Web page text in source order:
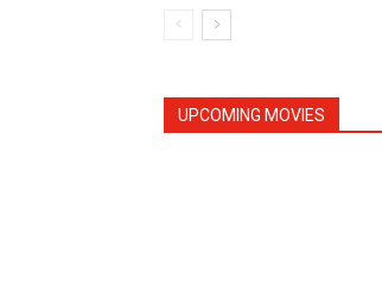
UPCOMING MOVIES